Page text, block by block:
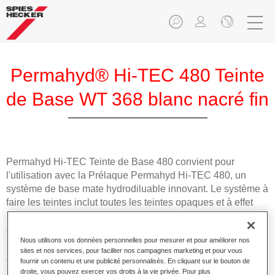
Permahyd® Hi-TEC 480 Teinte
de Base WT 368 blanc nacré fin
Permahyd Hi-TEC Teinte de Base 480 convient pour
l'utilisation avec la Prélaque Permahyd Hi-TEC 480, un
système de base mate hydrodiluable innovant. Le système à
faire les teintes inclut toutes les teintes opaques et à effet
nécessaires pour la réparation carrosserie de haute qualité
des voitures de tourisme.
Caractéristiques du produit
Nous utilisons vos données personnelles pour mesurer et pour améliorer nos
sites et nos services, pour faciliter nos campagnes marketing et pour vous
fournir un contenu et une publicité personnalisés. En cliquant sur le bouton de
droite, vous pouvez exercer vos droits à la vie privée. Pour plus